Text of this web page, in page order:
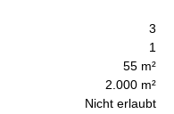
3
1
55 m²
2.000 m²
Nicht erlaubt